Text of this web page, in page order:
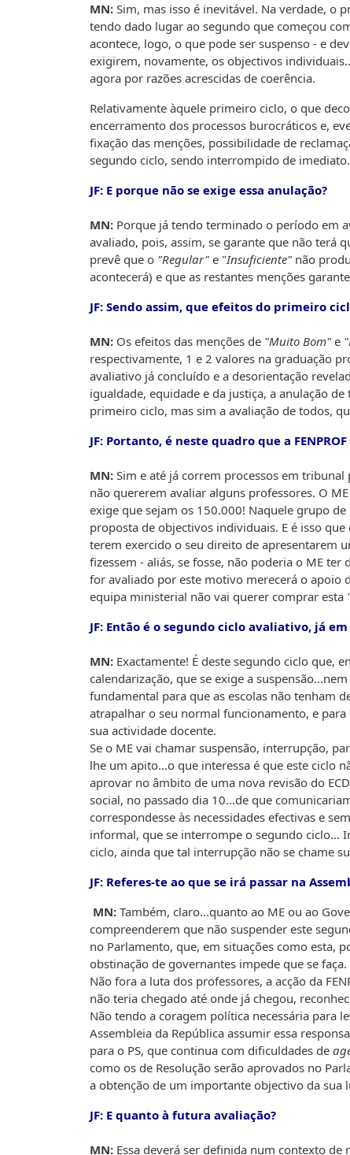
MN: Sim, mas isso é inevitável. Na verdade, o
tendo dado lugar ao segundo que começou
acontece, logo, o que pode ser suspenso - e
exigirem, novamente, os objectivos
agora por razões acrescidas de coerência.
Relativamente àquele primeiro ciclo, o que
encerramento dos processos burocráticos e,
fixação das menções, possibilidade de
segundo ciclo, sendo interrompido de
JF: E porque não se exige essa anulação?
MN: Porque já tendo terminado o período em
avaliado, pois, assim, se garante que não terá
prevê que o "Regular" e "Insuficiente" não
acontecerá) e que as restantes menções
JF: Sendo assim, que efeitos do primeiro
MN: Os efeitos das menções de "Muito Bom" e
respectivamente, 1 e 2 valores na graduação
avaliativo já concluído e a desorientação
igualdade, equidade e da justiça, a anulação
primeiro ciclo, mas sim a avaliação de todos,
JF: Portanto, é neste quadro que a
MN: Sim e até já correm processos em
não quererem avaliar alguns professores. O
exige que sejam os 150.000! Naquele grupo
proposta de objectivos individuais. E é isso
terem exercido o seu direito de apresentarem
fizessem - aliás, se fosse, não poderia o ME
for avaliado por este motivo merecerá o apoio
equipa ministerial não vai querer comprar esta
JF: Então é o segundo ciclo avaliativo, já
MN: Exactamente! É deste segundo ciclo que,
calendarização, que se exige a
fundamental para que as escolas não tenham
atrapalhar o seu normal funcionamento, e
sua actividade docente.
Se o ME vai chamar suspensão, interrupção,
lhe um apito...o que interessa é que este ciclo
aprovar no âmbito de uma nova revisão do
social, no passado dia 10...de que
correspondesse às necessidades efectivas e
informal, que se interrompe o segundo ciclo...
ciclo, ainda que tal interrupção não se chame
JF: Referes-te ao que se irá passar na
MN: Também, claro...quanto ao ME ou ao
compreenderem que não suspender este
no Parlamento, que, em situações como esta,
obstinação de governantes impede que se faça.
Não fora a luta dos professores, a acção da
não teria chegado até onde já chegou,
Não tendo a coragem política necessária para
Assembleia da República assumir essa
para o PS, que continua com dificuldades de
como os de Resolução serão aprovados no
a obtenção de um importante objectivo da sua
JF: E quanto à futura avaliação?
MN: Essa deverá ser definida num contexto de